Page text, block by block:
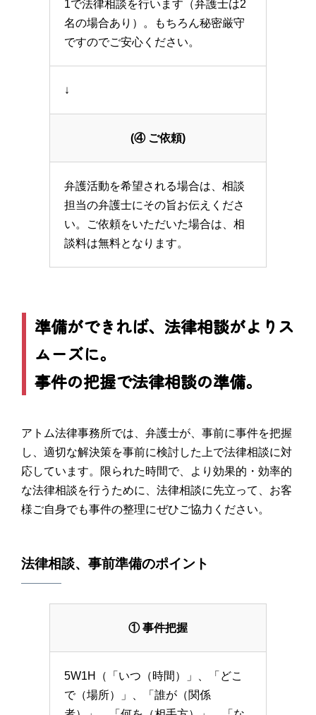
1で法律相談を行います（弁護士は2
名の場合あり）。もちろん秘密厳守
ですのでご安心ください。
↓
(④ ご依頼)
弁護活動を希望される場合は、相談
担当の弁護士にその旨お伝えくださ
い。ご依頼をいただいた場合は、相
談料は無料となります。
準備ができれば、法律相談がよりス
ムーズに。
事件の把握で法律相談の準備。
アトム法律事務所では、弁護士が、事前に事件を把握
し、適切な解決策を事前に検討した上で法律相談に対
応しています。限られた時間で、より効果的・効率的
な法律相談を行うために、法律相談に先立って、お客
様ご自身でも事件の整理にぜひご協力ください。
法律相談、事前準備のポイント
① 事件把握
5W1H（「いつ（時間）」、「どこ
で（場所）」、「誰が（関係